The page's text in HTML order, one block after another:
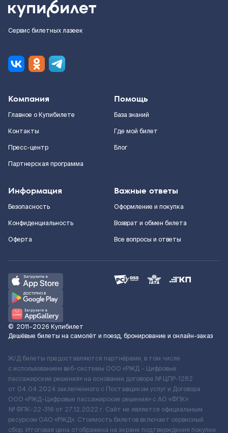
Сервис билетных лазеек
Компания
Главное о Купибилете
Контакты
Пресс-центр
Партнерская программа
Помощь
База знаний
Где мой билет
Блог
Информация
Безопасность
Конфиденциальность
Оферта
Важные ответы
Оформление и покупка
Возврат и обмен билета
Все вопросы и ответы
© 2011–2026 Купибилет
Дешёвые билеты на самолёт и поезд, бронирование и онлайн-заказ
Ж/Д билеты предоставляются партнёрами, в том числе
с использованием веб-системы ООО «РЖД – Цифровые
пассажирские решения» на основании договора № ЦПР-1282
от 04.04.2024 заключенного с Поставщиком услуг и Договора
ООО «РЖД-Цифровые пассажирские решения» c АО «ФПК»
№ ФПК-22-316 от 27.12.2022 г. Сайт не является официальным
ресурсом ОАО «РЖД». Стоимость билетов включает сервисный
сбор. Итоговая цена отображена на экране подтверждения покупки.